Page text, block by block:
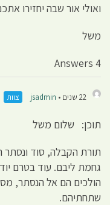
ואולי אור שבה יחזירו
משל
4 Answers
22 שנים • jsadmin צוות
תוכן: שלום משל
תורת הקבלה, סוד
גחמת ליבם. עוד בטרם
הולכים הם אל הנסתר,
שתחתיהם.